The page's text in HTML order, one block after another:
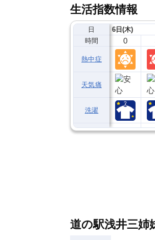
生活指数情報
日
時間
熱中症
天気痛
洗濯
6日(木)
0
道の駅浅井三姉